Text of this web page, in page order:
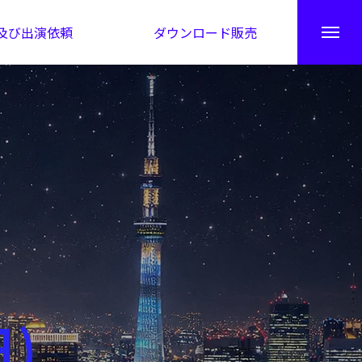
び出演依頼 ダウンロード販売
秘伝公開！吉凶カレンダー